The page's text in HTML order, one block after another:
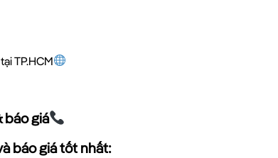
TP.HCM
báo giá
báo giá tốt nhất: